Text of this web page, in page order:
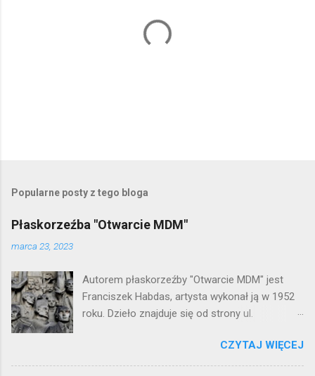
e
i
j
o
m
e
n
t
a
Popularne posty z tego bloga
Płaskorzeźba "Otwarcie MDM"
marca 23, 2023
Autorem płaskorzeźby "Otwarcie MDM" jest
Franciszek Habdas, artysta wykonał ją w 1952
roku. Dzieło znajduje się od strony ul.
warszawskiej flagowej inwestycji
mieszkaniowej lat 50. Lokalizacja: Śródmieście
CZYTAJ WIĘCEJ